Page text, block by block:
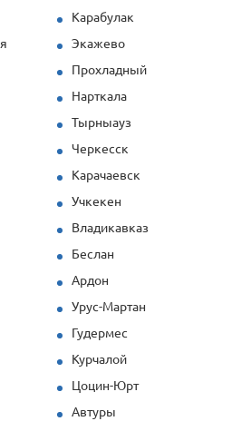
Карабулак
Экажево
Прохладный
Нарткала
Тырныауз
Черкесск
Карачаевск
Учкекен
Владикавказ
Беслан
Ардон
Урус-Мартан
Гудермес
Курчалой
Цоцин-Юрт
Автуры